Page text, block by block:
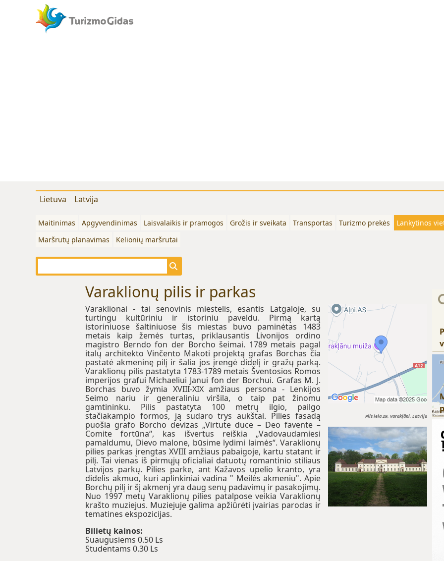
Lietuva Latvija
Maitinimas Apgyvendinimas Laisvalaikis ir pramogos Grožis ir sveikata Transportas Turizmo prekės Lankytinos
Maršrutų planavimas
Kelionių maršrutai
Varaklionų pilis ir parkas
Pils iela 29, Varakļāni, Latvija
Varaklionai - tai senovinis miestelis, esantis Latgaloje, su
turtingu kultūriniu ir istoriniu paveldu. Pirmą kartą
istoriniuose šaltiniuose šis miestas buvo paminėtas 1483
metais kaip žemės turtas, priklausantis Livonijos ordino
magistro Berndo fon der Borcho šeimai. 1789 metais pagal
italų architekto Vinčento Makoti projektą grafas Borchas čia
pastatė akmeninę pilį ir šalia jos įrengė didelį ir gražų parką.
Varaklionų pilis pastatyta 1783-1789 metais Šventosios Romos
imperijos grafui Michaeliui Janui fon der Borchui. Grafas M. J.
Borchas buvo žymia XVIII-XIX amžiaus persona - Lenkijos
Seimo nariu ir generaliniu viršila, o taip pat žinomu
gamtininku. Pilis pastatyta 100 metrų ilgio, pailgo
stačiakampio formos, ją sudaro trys aukštai. Pilies fasadą
puošia grafo Borcho devizas „Virtute duce – Deo favente –
Comite fortūna“, kas išvertus reiškia „Vadovaudamiesi
pamaldumu, Dievo malone, būsime lydimi laimės“. Varaklionų
pilies parkas įrengtas XVIII amžiaus pabaigoje, kartu statant ir
pilį. Tai vienas iš pirmųjų oficialiai datuotų romantinio stiliaus
Latvijos parkų. Pilies parke, ant Kažavos upelio kranto, yra
didelis akmuo, kuri aplinkiniai vadina " Meilės akmeniu". Apie
Borchų pilį ir šį akmenį yra daug senų padavimų ir pasakojimų.
Nuo 1997 metų Varaklionų pilies patalpose veikia Varaklionų
krašto muziejus. Muziejuje galima apžiūrėti įvairias parodas ir
tematines ekspozicijas.
Bilietų kainos:
Suaugusiems 0.50 Ls
Studentams 0.30 Ls